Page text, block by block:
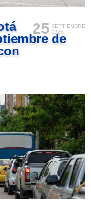
25 SEPTIEMBRE
2025
de